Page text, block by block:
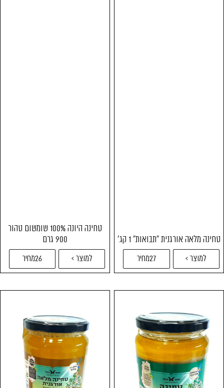
טחינה מלאה אורגנית "תבואות" 1 קג'
למוצר > 27מחיר
טחינה היונה 100% שומשום טהור
900 גרם
למוצר > 26מחיר